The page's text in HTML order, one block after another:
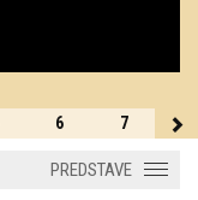
6 7
PREDSTAVE